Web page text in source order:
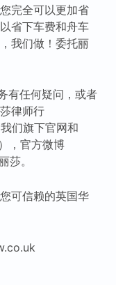
完全可以更加省
省下车费和舟车
我们做！委托丽
有任何疑问，或者
律师行
们旗下官网和
，官方微博
莎。
可信赖的英国华